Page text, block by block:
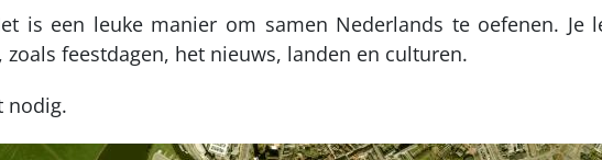
is een leuke manier om samen Nederlands te oefenen. Je
feestdagen, het nieuws, landen en culturen.
nodig.